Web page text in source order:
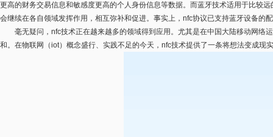
更高的财务交易信息和敏感度更高的个人身份信息等数据。而蓝牙技术适用于比较
会继续在各自领域发挥作用，相互弥补和促进。事实上，nfc协议已支持蓝牙设备的
毫无疑问，nfc技术正在越来越多的领域得到应用。尤其是在中国大陆移动网络
和。在物联网（iot）概念盛行、实践不足的今天，nfc技术提供了一条将想法变成现